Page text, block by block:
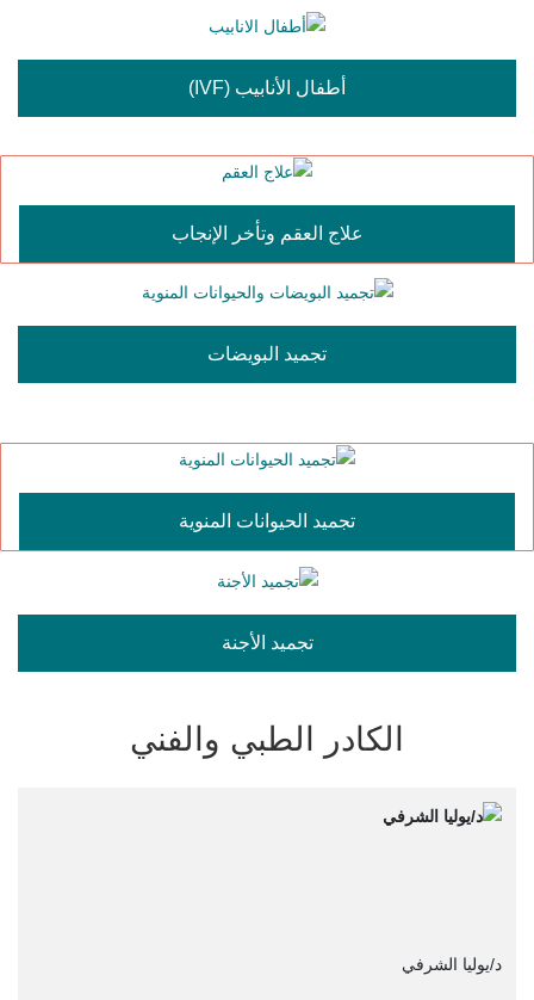
أطفال الأنابيب (IVF)
علاج العقم وتأخر الإنجاب
تجميد البويضات
تجميد الحيوانات المنوية
تجميد الأجنة
الكادر الطبي والفني
د/يوليا الشرفي